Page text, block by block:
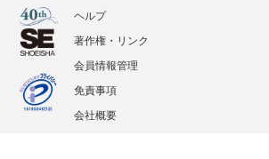
ヘルプ
著作権・リンク
会員情報管理
免責事項
会社概要